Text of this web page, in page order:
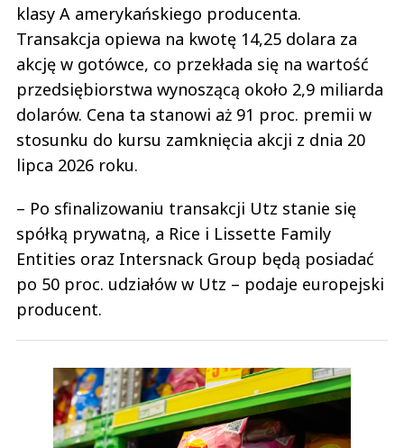
klasy A amerykańskiego producenta.
Transakcja opiewa na kwotę 14,25 dolara za
akcję w gotówce, co przekłada się na wartość
przedsiębiorstwa wynoszącą około 2,9 miliarda
dolarów. Cena ta stanowi aż 91 proc. premii w
stosunku do kursu zamknięcia akcji z dnia 20
lipca 2026 roku.
– Po sfinalizowaniu transakcji Utz stanie się
spółką prywatną, a Rice i Lissette Family
Entities oraz Intersnack Group będą posiadać
po 50 proc. udziałów w Utz – podaje europejski
producent.